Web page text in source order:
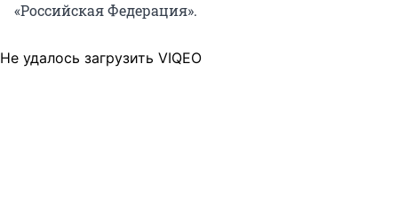
«Российская Федерация».
Не удалось загрузить VIQEO